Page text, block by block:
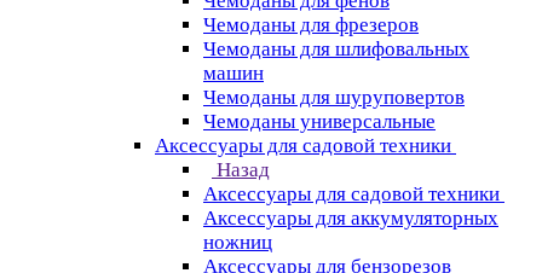
Чемоданы для фрезеров
Чемоданы для шлифовальных
машин
Чемоданы для шуруповертов
Чемоданы универсальные
Аксессуары для садовой техники
Назад
Аксессуары для садовой техники
Аксессуары для аккумуляторных
ножниц
Аксессуары для бензорезов